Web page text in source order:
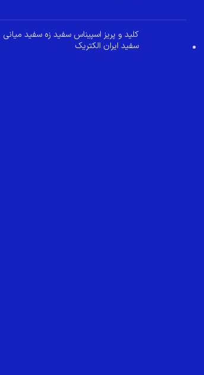
کلید و پریز اسپیناس سفید زه سفید میانی
سفید ایران الکتریک